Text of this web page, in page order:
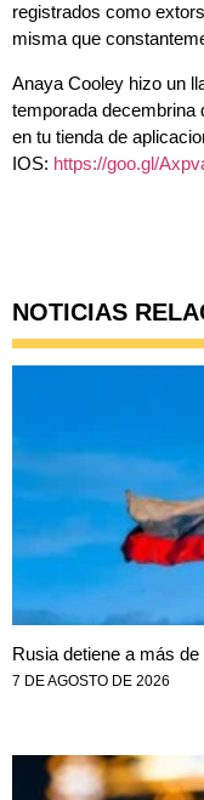
registrados como
misma que
Anaya Cooley hizo un
temporada decembrina
en tu tienda de
IOS: https://goo.gl/
NOTICIAS
Rusia detiene a más
7 DE AGOSTO DE 2026